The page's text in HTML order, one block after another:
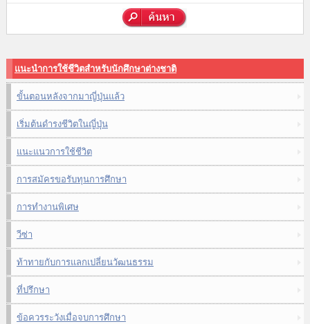
แนะนำการใช้ชีวิตสำหรับนักศึกษาต่างชาติ
ขั้นตอนหลังจากมาญี่ปุ่นแล้ว
เริ่มต้นดำรงชีวิตในญี่ปุ่น
แนะแนวการใช้ชีวิต
การสมัครขอรับทุนการศึกษา
การทำงานพิเศษ
วีซ่า
ท้าทายกับการแลกเปลี่ยนวัฒนธรรม
ที่ปรึกษา
ข้อควรระวังเมื่อจบการศึกษา